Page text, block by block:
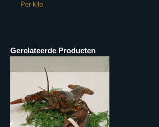
Per kilo
Gerelateerde Producten